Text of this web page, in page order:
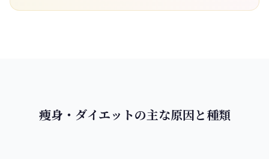
痩身・ダイエットの主な原因と種類